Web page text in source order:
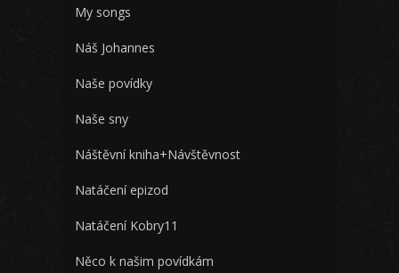
My songs
Náš Johannes
Naše povídky
Naše sny
Náštěvní kniha+Návštěvnost
Natáčení epizod
Natáčení Kobry11
Něco k našim povídkám